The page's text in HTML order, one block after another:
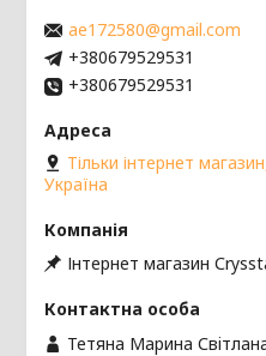
ae172580@gmail.com
+380679529531
+380679529531
Тільки інтернет
Україна
Інтернет магазин
Тетяна Марина